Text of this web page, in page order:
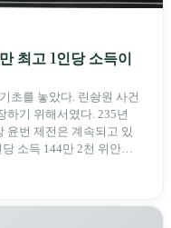
최고 1인당 소득이
초를 놓았다. 린솽원 사건
하기 위해서였다. 235년
윤번 제전은 계속되고 있
소득 144만 2천 위안으
했고, 그 자력의 대상은